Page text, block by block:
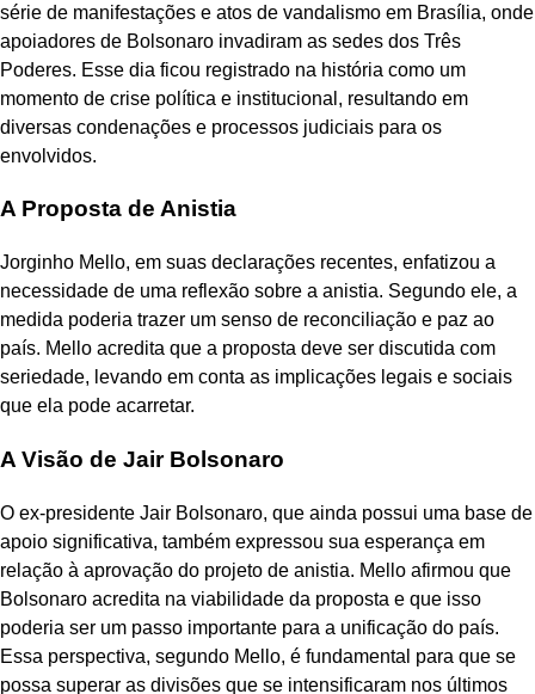
série de manifestações e atos de vandalismo em Brasília, onde
apoiadores de Bolsonaro invadiram as sedes dos Três
Poderes. Esse dia ficou registrado na história como um
momento de crise política e institucional, resultando em
diversas condenações e processos judiciais para os
envolvidos.
A Proposta de Anistia
Jorginho Mello, em suas declarações recentes, enfatizou a
necessidade de uma reflexão sobre a anistia. Segundo ele, a
medida poderia trazer um senso de reconciliação e paz ao
país. Mello acredita que a proposta deve ser discutida com
seriedade, levando em conta as implicações legais e sociais
que ela pode acarretar.
A Visão de Jair Bolsonaro
O ex-presidente Jair Bolsonaro, que ainda possui uma base de
apoio significativa, também expressou sua esperança em
relação à aprovação do projeto de anistia. Mello afirmou que
Bolsonaro acredita na viabilidade da proposta e que isso
poderia ser um passo importante para a unificação do país.
Essa perspectiva, segundo Mello, é fundamental para que se
possa superar as divisões que se intensificaram nos últimos